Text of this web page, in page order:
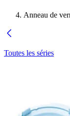
Anneau de
Toutes les séries